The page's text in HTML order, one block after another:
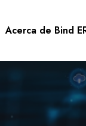
Acerca de Bind